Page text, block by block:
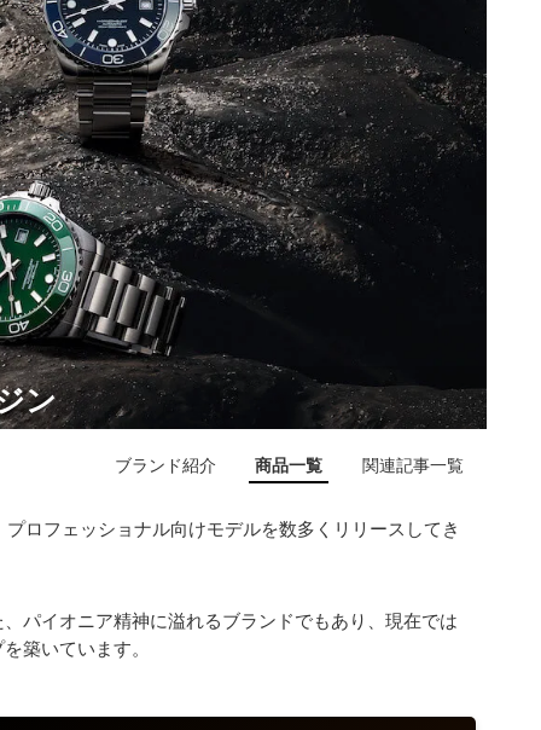
ン
ブランド紹介 商品一覧 関連記事一覧
ロフェッショナル向けモデルを数多くリリースしてき
パイオニア精神に溢れるブランドでもあり、現在では
築いています。